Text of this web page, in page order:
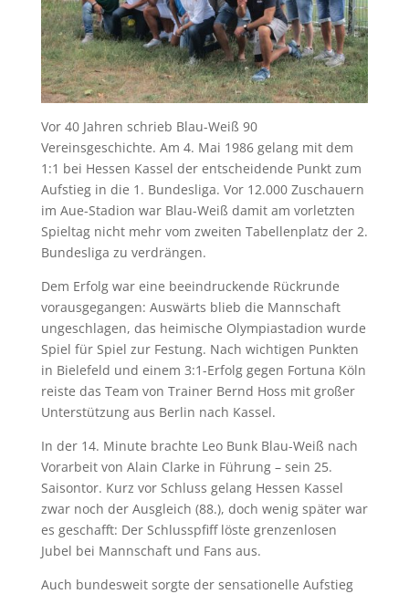
Vor 40 Jahren schrieb Blau-Weiß 90
Vereinsgeschichte. Am 4. Mai 1986 gelang mit dem
1:1 bei Hessen Kassel der entscheidende Punkt zum
Aufstieg in die 1. Bundesliga. Vor 12.000 Zuschauern
im Aue-Stadion war Blau-Weiß damit am vorletzten
Spieltag nicht mehr vom zweiten Tabellenplatz der 2.
Bundesliga zu verdrängen.
Dem Erfolg war eine beeindruckende Rückrunde
vorausgegangen: Auswärts blieb die Mannschaft
ungeschlagen, das heimische Olympiastadion wurde
Spiel für Spiel zur Festung. Nach wichtigen Punkten
in Bielefeld und einem 3:1-Erfolg gegen Fortuna Köln
reiste das Team von Trainer Bernd Hoss mit großer
Unterstützung aus Berlin nach Kassel.
In der 14. Minute brachte Leo Bunk Blau-Weiß nach
Vorarbeit von Alain Clarke in Führung – sein 25.
Saisontor. Kurz vor Schluss gelang Hessen Kassel
zwar noch der Ausgleich (88.), doch wenig später war
es geschafft: Der Schlusspfiff löste grenzenlosen
Jubel bei Mannschaft und Fans aus.
Auch bundesweit sorgte der sensationelle Aufstieg